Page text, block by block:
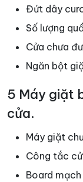
Đứt dây
Số lượng
Cửa chưa
Ngăn bột
5 Máy giặt
cửa.
Máy giặt
Công tắc
Board